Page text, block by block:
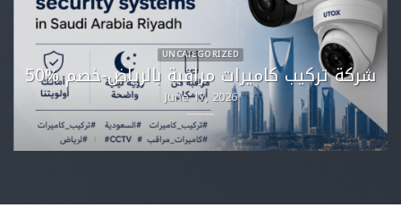
UNCATEGORIZED
شركة تركيب كاميرات مراقبة بالرياض-خصم %50
June 17, 2026